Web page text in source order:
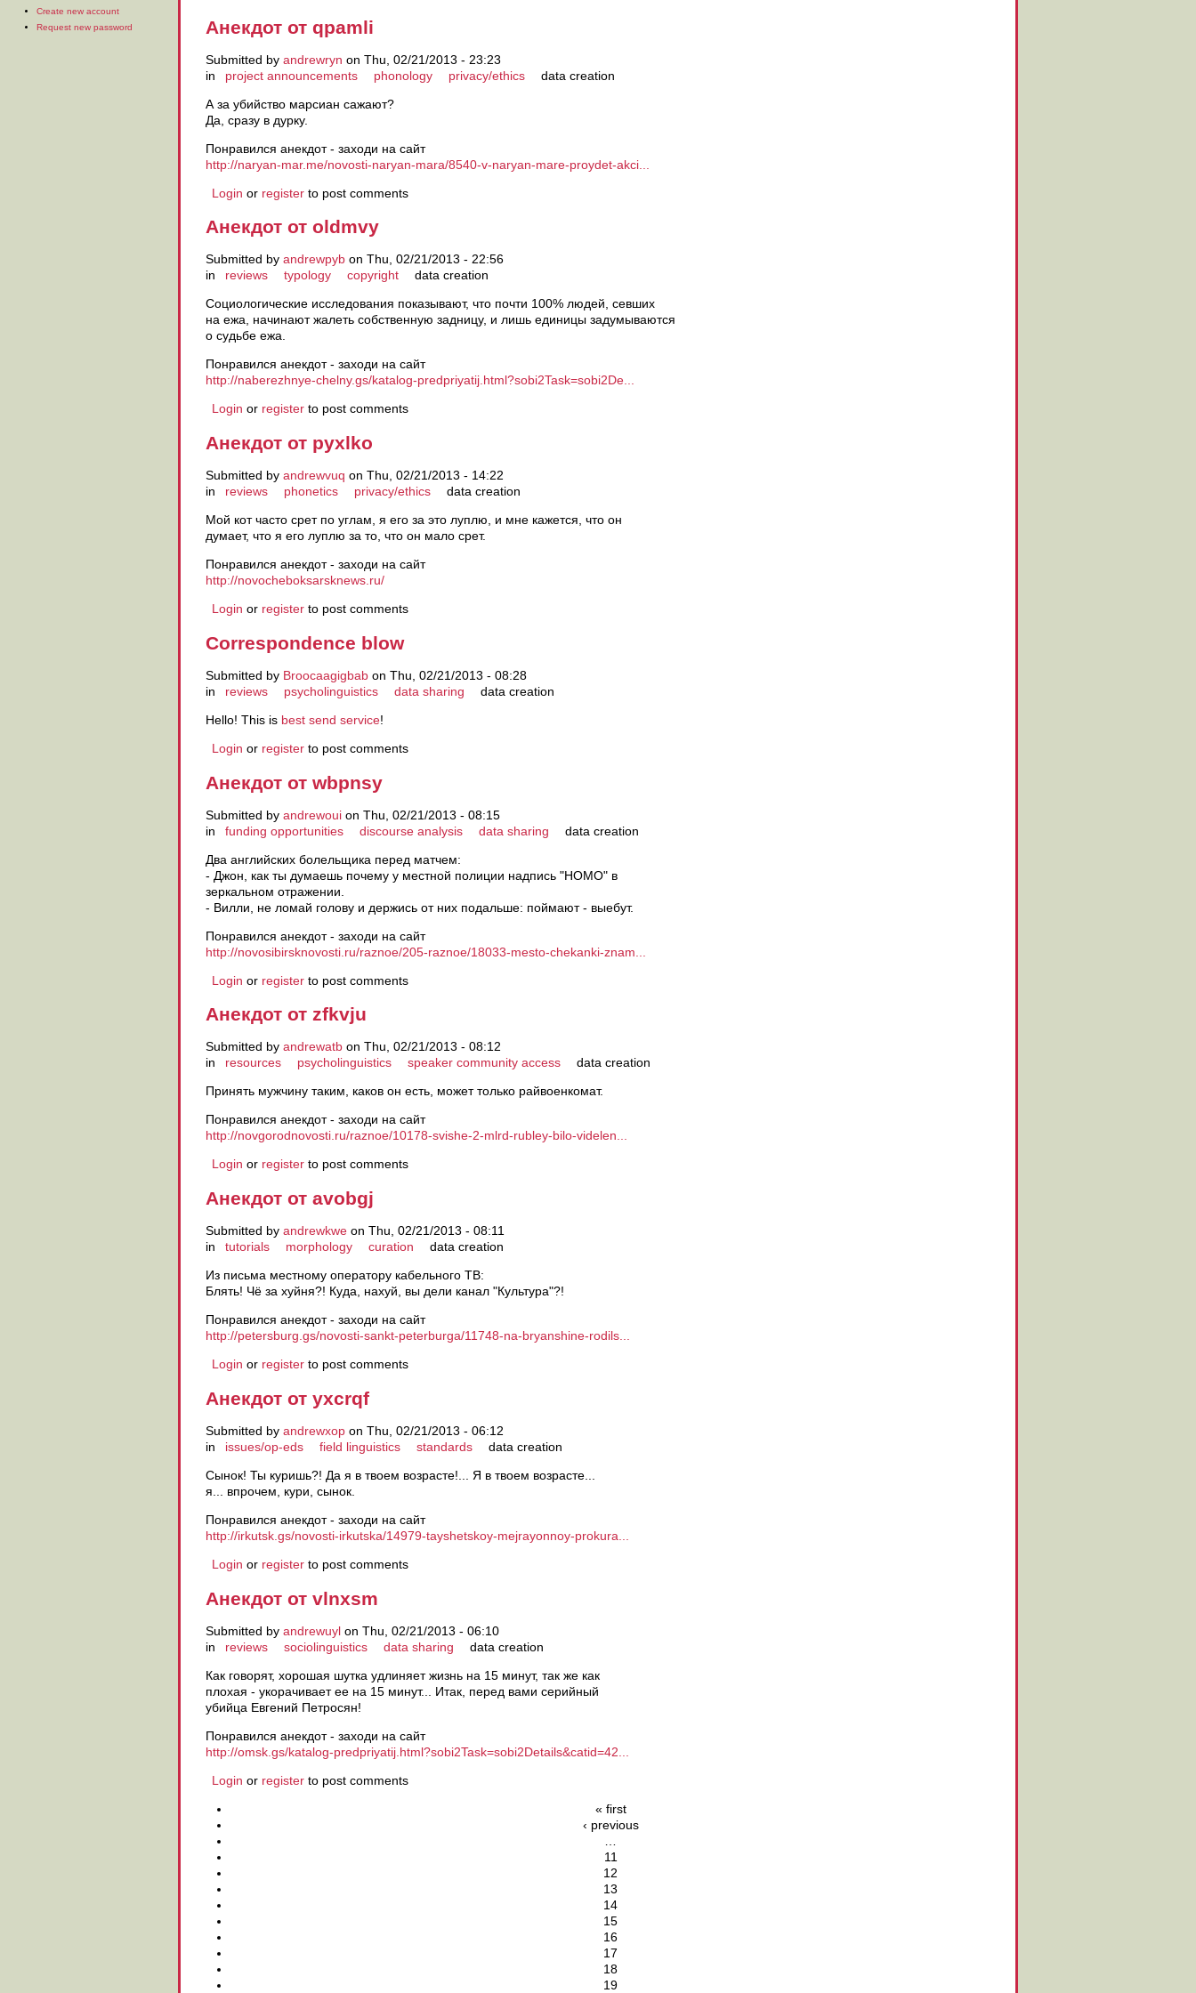
Анекдот от qpamli
Submitted by andrewryn on Thu, 02/21/2013 - 23:23
in
project announcements phonology privacy/ethics
data creation
А за убийство марсиан сажают?
Да, сразу в дурку.
Понравился анекдот - заходи на сайт
http://naryan-mar.me/novosti-naryan-mara/8540-v-naryan-mare-proydet-akci...
Login or register to post comments
Анекдот от oldmvy
Submitted by andrewpyb on Thu, 02/21/2013 - 22:56
in
reviews typology copyright
data creation
Социологические исследования показывают, что почти 100% людей, севших
на ежа, начинают жалеть собственную задницу, и лишь единицы задумываются
о судьбе ежа.
Понравился анекдот - заходи на сайт
http://naberezhnye-chelny.gs/katalog-predpriyatij.html?sobi2Task=sobi2De...
Login or register to post comments
Анекдот от pyxlko
Submitted by andrewvuq on Thu, 02/21/2013 - 14:22
in
reviews phonetics privacy/ethics
data creation
Мой кот часто срет по углам, я его за это луплю, и мне кажется, что он
думает, что я его луплю за то, что он мало срет.
Понравился анекдот - заходи на сайт
http://novocheboksarsknews.ru/
Login or register to post comments
Correspondence blow
Submitted by Broocaagigbab on Thu, 02/21/2013 - 08:28
in
reviews psycholinguistics data sharing
data creation
Hello! This is best send service!
Login or register to post comments
Анекдот от wbpnsy
Submitted by andrewoui on Thu, 02/21/2013 - 08:15
in
funding opportunities discourse analysis data sharing
data creation
Два английских болельщика перед матчем:
- Джон, как ты думаешь почему у местной полиции надпись "HOMO" в
зеркальном отражении.
- Вилли, не ломай голову и держись от них подальше: поймают - выебут.
Понравился анекдот - заходи на сайт
http://novosibirsknovosti.ru/raznoe/205-raznoe/18033-mesto-chekanki-znam...
Login or register to post comments
Анекдот от zfkvju
Submitted by andrewatb on Thu, 02/21/2013 - 08:12
in
resources psycholinguistics speaker community access
data creation
Принять мужчину таким, каков он есть, может только райвоенкомат.
Понравился анекдот - заходи на сайт
http://novgorodnovosti.ru/raznoe/10178-svishe-2-mlrd-rubley-bilo-videlen...
Login or register to post comments
Анекдот от avobgj
Submitted by andrewkwe on Thu, 02/21/2013 - 08:11
in
tutorials morphology curation
data creation
Из письма местному оператору кабельного ТВ:
Блять! Чё за хуйня?! Куда, нахуй, вы дели канал "Культура"?!
Понравился анекдот - заходи на сайт
http://petersburg.gs/novosti-sankt-peterburga/11748-na-bryanshine-rodils...
Login or register to post comments
Анекдот от yxcrqf
Submitted by andrewxop on Thu, 02/21/2013 - 06:12
in
issues/op-eds field linguistics standards
data creation
Сынок! Ты куришь?! Да я в твоем возрасте!... Я в твоем возрасте...
я... впрочем, кури, сынок.
Понравился анекдот - заходи на сайт
http://irkutsk.gs/novosti-irkutska/14979-tayshetskoy-mejrayonnoy-prokura...
Login or register to post comments
Анекдот от vlnxsm
Submitted by andrewuyl on Thu, 02/21/2013 - 06:10
in
reviews sociolinguistics data sharing
data creation
Как говорят, хорошая шутка удлиняет жизнь на 15 минут, так же как
плохая - укорачивает ее на 15 минут... Итак, перед вами серийный
убийца Евгений Петросян!
Понравился анекдот - заходи на сайт
http://omsk.gs/katalog-predpriyatij.html?sobi2Task=sobi2Details&catid=42...
Login or register to post comments
« first
‹ previous
11
12
13
14
15
16
17
18
19
Create new account
Request new password